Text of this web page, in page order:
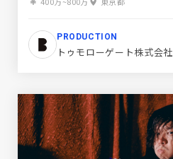
PRODUCTION
トゥモローゲート株式会社